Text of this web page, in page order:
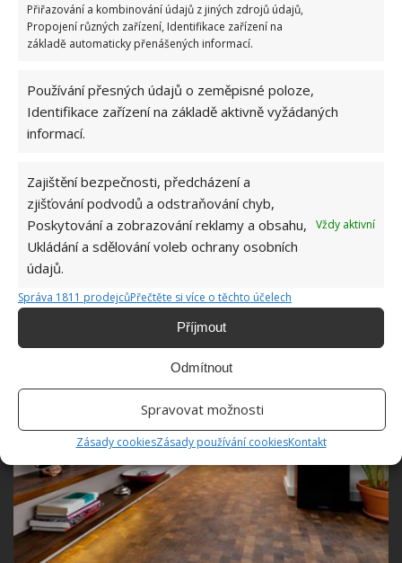
Přiřazování a kombinování údajů z jiných zdrojů údajů,
Propojení různých zařízení, Identifikace zařízení na
základě automaticky přenášených informací.
Používání přesných údajů o zeměpisné poloze,
Identifikace zařízení na základě aktivně vyžádaných
informací.
Zajištění bezpečnosti, předcházení a
zjišťování podvodů a odstraňování chyb,
Poskytování a zobrazování reklamy a obsahu,
Ukládání a sdělování voleb ochrany osobních
údajů.
Vždy aktivní
Správa 1811 prodejcůPřečtěte si více o těchto účelech
Příjmout
Odmítnout
Spravovat možnosti
Zásady cookiesZásady používání cookiesKontakt
Otevřené dispozice
Výjimečný je tento byt také tím, že využívá
otevřených dispozic. Všechny části propojuje jedna
dlouhá chodba, která však nezůstává nijak
řada zajímavostí.